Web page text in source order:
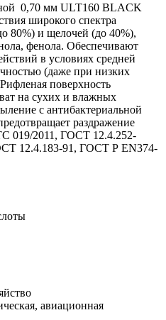
0,70 мм ULT160 BLACK
широкого спектра
80%) и щелочей (до 40%),
фенола. Обеспечивают
в условиях средней
(даже при низких
поверхность
на сухих и влажных
с антибактериальной
раздражение
019/2011, ГОСТ 12.4.252-
12.4.183-91, ГОСТ Р EN374-
авиационная